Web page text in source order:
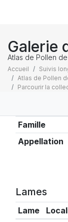
Galerie
Atlas de Pollen
Accueil
Suivis
Atlas de Pollen
Parcourir la
Famille
Appellation
Lames
Lame